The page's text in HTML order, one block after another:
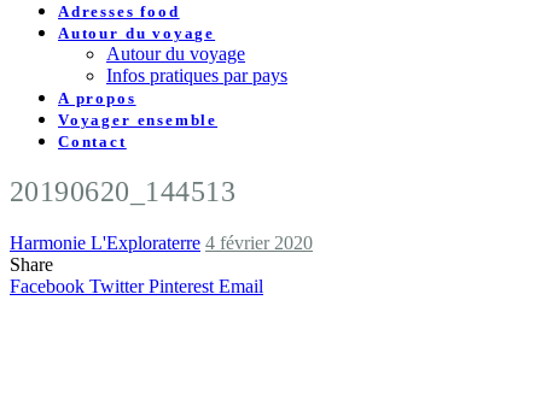
Adresses food
Autour du voyage
Autour du voyage
Infos pratiques par pays
A propos
Voyager ensemble
Contact
20190620_144513
Harmonie L'Exploraterre 4 février 2020
Share
Facebook Twitter Pinterest Email